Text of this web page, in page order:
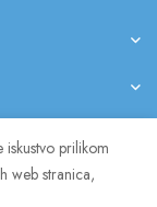
prilikom
web stranica,